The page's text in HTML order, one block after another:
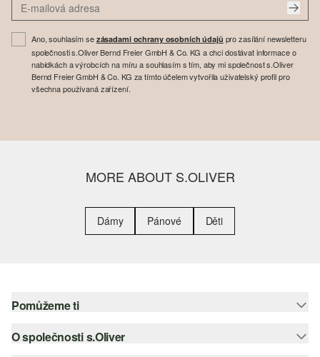
Ano, souhlasím se zásadami ochrany osobních údajů pro zasílání newsletteru
společnosti s.Oliver Bernd Freier GmbH & Co. KG a chci dostávat informace o
nabídkách a výrobcích na míru a souhlasím s tím, aby mi společnost s.Oliver
Bernd Freier GmbH & Co. KG za tímto účelem vytvořila uživatelský profil pro
všechna používaná zařízení.
MORE ABOUT S.OLIVER
Dámy Pánové Děti
Pomůžeme ti
Nápověda – často kladené otázky
O společnosti s.Oliver